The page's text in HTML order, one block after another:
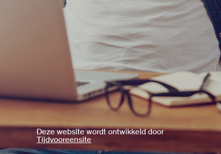
Deze website wordt ontwikkeld door
Tijdvooreensite